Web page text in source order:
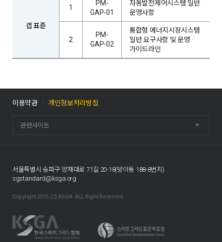
갭 표준
1
PM-
GAP-01
자동발전제어시스템 일반
운영사항
2
PM-
GAP-02
통합형 에너지시장시스템
일반 요구사항 및 운영
가이드라인
이용약관 개인정보처리방침
관련사이트
서울특별시 송파구 양재대로 71길 20-18(방이동 188-8번지)
sgstandard@ksga.org
Copyright 2015 (C) KSGA. ALL Right Reserved.